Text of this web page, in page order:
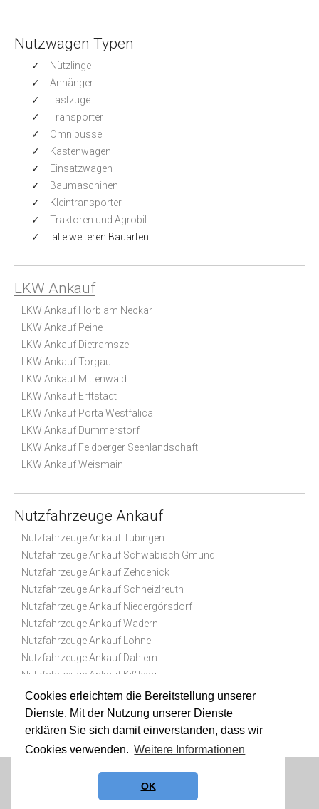
Cookies erleichtern die Bereitstellung unserer
Dienste. Mit der Nutzung unserer Dienste
erklären Sie sich damit einverstanden, dass wir
Cookies verwenden. Weitere Informationen
OK
Nutzwagen Typen
Nützlinge
Anhänger
Lastzüge
Transporter
Omnibusse
Kastenwagen
Einsatzwagen
Baumaschinen
Kleintransporter
Traktoren und Agrobil
alle weiteren Bauarten
LKW Ankauf
LKW Ankauf Horb am Neckar
LKW Ankauf Peine
LKW Ankauf Dietramszell
LKW Ankauf Torgau
LKW Ankauf Mittenwald
LKW Ankauf Erftstadt
LKW Ankauf Porta Westfalica
LKW Ankauf Dummerstorf
LKW Ankauf Feldberger Seenlandschaft
LKW Ankauf Weismain
Nutzfahrzeuge Ankauf
Nutzfahrzeuge Ankauf Tübingen
Nutzfahrzeuge Ankauf Schwäbisch Gmünd
Nutzfahrzeuge Ankauf Zehdenick
Nutzfahrzeuge Ankauf Schneizlreuth
Nutzfahrzeuge Ankauf Niedergörsdorf
Nutzfahrzeuge Ankauf Wadern
Nutzfahrzeuge Ankauf Lohne
Nutzfahrzeuge Ankauf Dahlem
Nutzfahrzeuge Ankauf Kißlegg
Nutzfahrzeuge Ankauf Kolkwitz
|Impressum